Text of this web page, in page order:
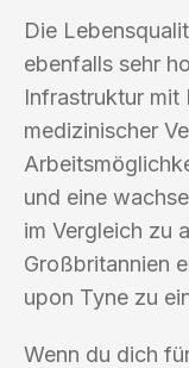
Die
ebenfalls sehr
Infrastruktur mit
medizinischer
und eine
im Vergleich zu
Großbritannien
upon Tyne zu
Wenn du dich